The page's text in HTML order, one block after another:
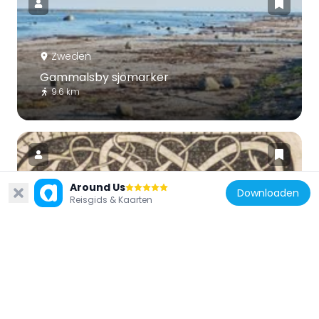
Zweden
Gammalsby sjömarker
9.6 km
Zweden
Around Us
Reisgids & Kaarten Downloaden